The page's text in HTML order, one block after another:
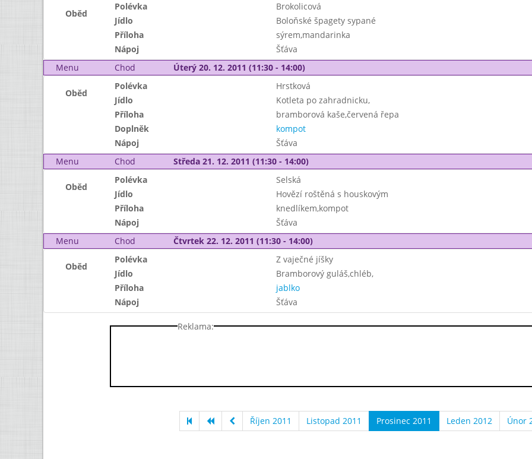
Oběd
Polévka
Brokolicová
Jídlo
Boloňské špagety sypané
Příloha
sýrem,mandarinka
Nápoj
Šťáva
Menu
Chod Úterý 20. 12. 2011 (11:30 - 14:00)
Oběd
Polévka
Hrstková
Jídlo
Kotleta po zahradnicku,
Příloha
bramborová kaše,červená řepa
Doplněk
kompot
Nápoj
Šťáva
Menu
Chod Středa 21. 12. 2011 (11:30 - 14:00)
Oběd
Polévka
Selská
Jídlo
Hovězí roštěná s houskovým
Příloha
knedlíkem,kompot
Nápoj
Šťáva
Menu
Chod Čtvrtek 22. 12. 2011 (11:30 - 14:00)
Oběd
Polévka
Z vaječné jíšky
Jídlo
Bramborový guláš,chléb,
Příloha
jablko
Nápoj
Šťáva
Reklama:
Říjen 2011 Listopad 2011 Prosinec 2011 Leden 2012 Únor